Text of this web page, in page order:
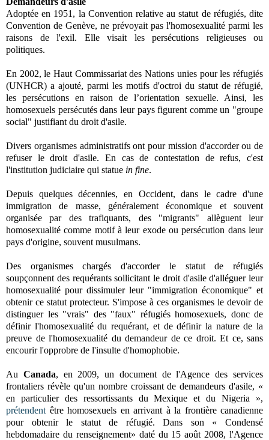
Adoptée en 1951, la Convention relative au statut de réfugiés, dite
Convention de Genève, ne prévoyait pas l'homosexualité parmi les
raisons de l'exil. Elle visait les persécutions religieuses ou
politiques.
En 2002, le Haut Commissariat des Nations unies pour les réfugiés
(UNHCR) a ajouté, parmi les motifs d'octroi du statut de réfugié,
les persécutions en raison de l’orientation sexuelle. Ainsi, les
homosexuels persécutés dans leur pays figurent comme un "groupe
social" justifiant du droit d'asile.
Divers organismes administratifs ont pour mission d'accorder ou de
refuser le droit d'asile. En cas de contestation de refus, c'est
l'institution judiciaire qui statue in fine.
Depuis quelques décennies, en Occident, dans le cadre d'une
immigration de masse, généralement économique et souvent
organisée par des trafiquants, des "migrants" allèguent leur
homosexualité comme motif à leur exode ou persécution dans leur
pays d'origine, souvent musulmans.
Des organismes chargés d'accorder le statut de réfugiés
soupçonnent des requérants sollicitant le droit d'asile d'alléguer leur
homosexualité pour dissimuler leur "immigration économique" et
obtenir ce statut protecteur. S'impose à ces organismes le devoir de
distinguer les "vrais" des "faux" réfugiés homosexuels, donc de
définir l'homosexualité du requérant, et de définir la nature de la
preuve de l'homosexualité du demandeur de ce droit. Et ce, sans
encourir l'opprobre de l'insulte d'homophobie.
Au Canada, en 2009, un document de l'Agence des services
frontaliers révèle qu'un nombre croissant de demandeurs d'asile, «
en particulier des ressortissants du Mexique et du Nigeria »,
prétendent être homosexuels en arrivant à la frontière canadienne
pour obtenir le statut de réfugié.Dans son « Condensé
hebdomadaire du renseignement» daté du 15 août 2008, l'Agence